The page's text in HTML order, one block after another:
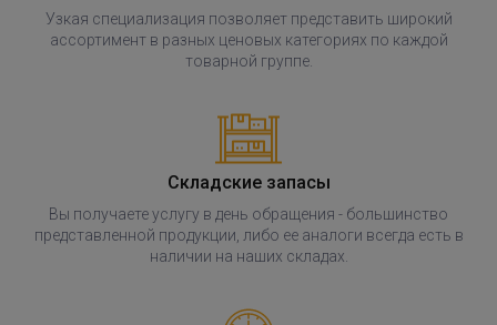
Узкая специализация позволяет представить широкий
ассортимент в разных ценовых категориях по каждой
товарной группе.
Складские запасы
Вы получаете услугу в день обращения - большинство
представленной продукции, либо ее аналоги всегда есть в
наличии на наших складах.